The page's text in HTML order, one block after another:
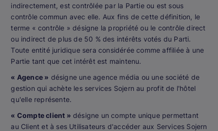
indirectement, est contrôlée par la Partie ou est sous
contrôle commun avec elle. Aux fins de cette définition, le
terme « contrôle » désigne la propriété ou le contrôle direct
ou indirect de plus de 50 % des intérêts votés du Parti.
Toute entité juridique sera considérée comme affiliée à une
Partie tant que cet intérêt est maintenu.
« Agence » désigne une agence média ou une société de
gestion qui achète les services Sojern au profit de l'hôtel
qu'elle représente.
« Compte client » désigne un compte unique permettant
au Client et à ses Utilisateurs d'accéder aux Services Sojern